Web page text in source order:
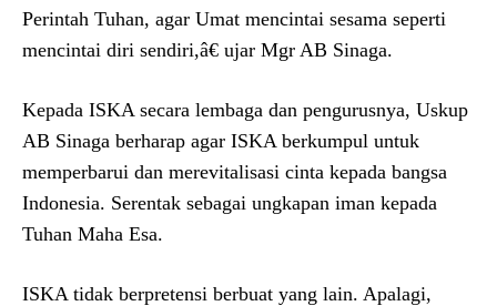
Perintah Tuhan, agar Umat mencintai sesama seperti
mencintai diri sendiri,â€ ujar Mgr AB Sinaga.
Kepada ISKA secara lembaga dan pengurusnya, Uskup
AB Sinaga berharap agar ISKA berkumpul untuk
memperbarui dan merevitalisasi cinta kepada bangsa
Indonesia. Serentak sebagai ungkapan iman kepada
Tuhan Maha Esa.
ISKA tidak berpretensi berbuat yang lain. Apalagi,